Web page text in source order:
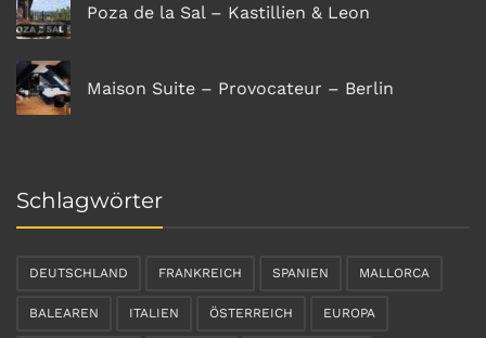
Poza de la Sal – Kastillien & Leon
Maison Suite – Provocateur – Berlin
Schlagwörter
DEUTSCHLAND FRANKREICH SPANIEN MALLORCA
BALEAREN ITALIEN ÖSTERREICH EUROPA